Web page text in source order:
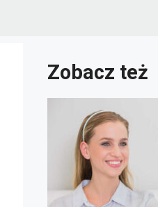
Zobacz też